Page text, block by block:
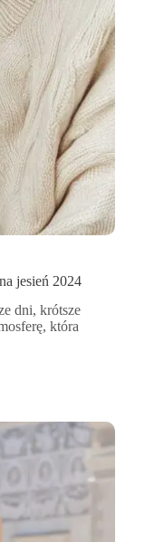
jesień 2024
dni, krótsze
która